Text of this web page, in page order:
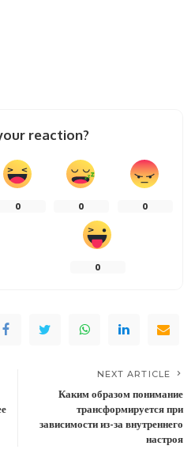
reaction?
0 0 0
0
NEXT ARTICLE
Каким образом понимание
трансформируется при
зависимости из-за внутреннего
настроя